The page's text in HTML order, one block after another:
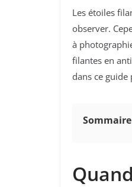
Les étoiles
observer.
à
filantes en
dans ce
Sommaire